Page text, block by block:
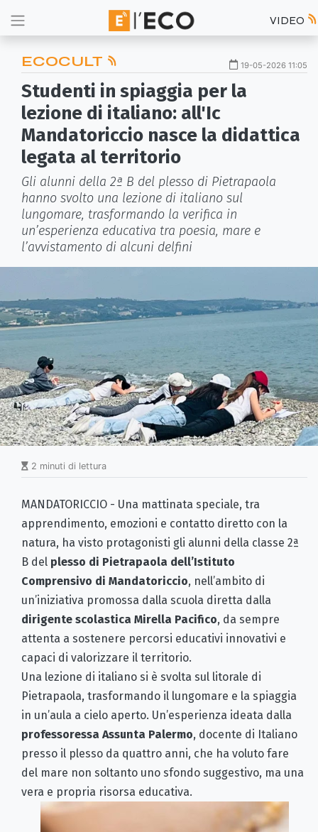
VIDEO
ECOCULT 19-05-2026 11:05
Studenti in spiaggia per la
lezione di italiano: all'Ic
Mandatoriccio nasce la didattica
legata al territorio
Gli alunni della 2ª B del plesso di Pietrapaola
hanno svolto una lezione di italiano sul
lungomare, trasformando la verifica in
un’esperienza educativa tra poesia, mare e
l’avvistamento di alcuni delfini
2 minuti di lettura
MANDATORICCIO - Una mattinata speciale, tra
apprendimento, emozioni e contatto diretto con la
natura, ha visto protagonisti gli alunni della classe 2ª
B del plesso di Pietrapaola dell’Istituto
Comprensivo di Mandatoriccio, nell’ambito di
un’iniziativa promossa dalla scuola diretta dalla
dirigente scolastica Mirella Pacifico, da sempre
attenta a sostenere percorsi educativi innovativi e
capaci di valorizzare il territorio.
Una lezione di italiano si è svolta sul litorale di
Pietrapaola, trasformando il lungomare e la spiaggia
in un’aula a cielo aperto. Un’esperienza ideata dalla
professoressa Assunta Palermo, docente di Italiano
presso il plesso da quattro anni, che ha voluto fare
del mare non soltanto uno sfondo suggestivo, ma una
vera e propria risorsa educativa.